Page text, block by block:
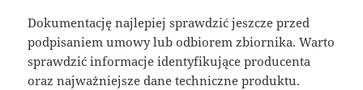
Dokumentację najlepiej sprawdzić jeszcze przed
podpisaniem umowy lub odbiorem zbiornika. Warto
sprawdzić informacje identyfikujące producenta
oraz najważniejsze dane techniczne produktu.